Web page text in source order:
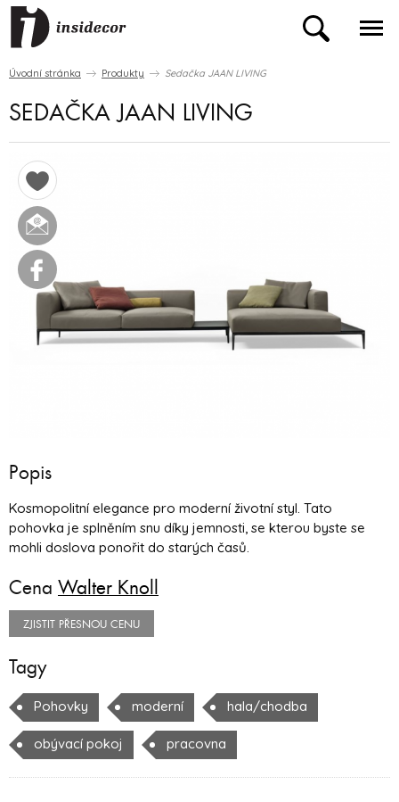
Úvodní stránka Produkty Sedačka JAAN LIVING
SEDAČKA JAAN LIVING
Popis
Kosmopolitní elegance pro moderní životní styl. Tato
pohovka je splněním snu díky jemnosti, se kterou byste se
mohli doslova ponořit do starých časů.
Cena Walter Knoll
ZJISTIT PŘESNOU CENU
Tagy
Pohovky moderní hala/chodba
obývací pokoj pracovna